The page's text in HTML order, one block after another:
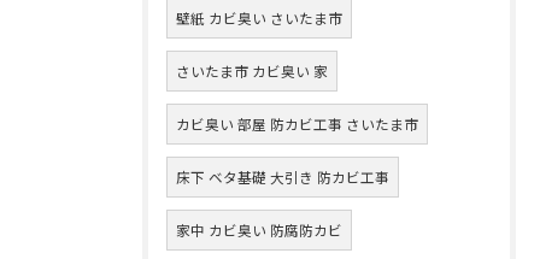
壁紙 カビ臭い さいたま市
さいたま市 カビ臭い 家
カビ臭い 部屋 防カビ工事 さいたま市
床下 ベタ基礎 大引き 防カビ工事
家中 カビ臭い 防腐防カビ